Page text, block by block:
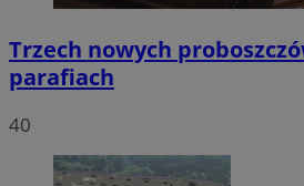
Trzech nowych
parafiach
40